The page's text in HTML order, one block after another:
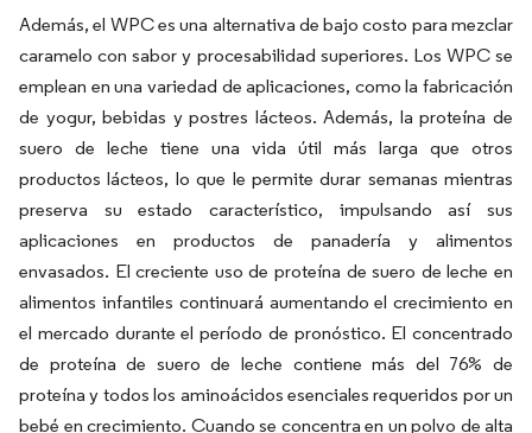
Además, el WPC es una alternativa de bajo costo para mezclar
caramelo con sabor y procesabilidad superiores. Los WPC se
emplean en una variedad de aplicaciones, como la fabricación
de yogur, bebidas y postres lácteos. Además, la proteína de
suero de leche tiene una vida útil más larga que otros
productos lácteos, lo que le permite durar semanas mientras
preserva su estado característico, impulsando así sus
aplicaciones en productos de panadería y alimentos
envasados. El creciente uso de proteína de suero de leche en
alimentos infantiles continuará aumentando el crecimiento en
el mercado durante el período de pronóstico. El concentrado
de proteína de suero de leche contiene más del 76% de
proteína y todos los aminoácidos esenciales requeridos por un
bebé en crecimiento. Cuando se concentra en un polvo de alta